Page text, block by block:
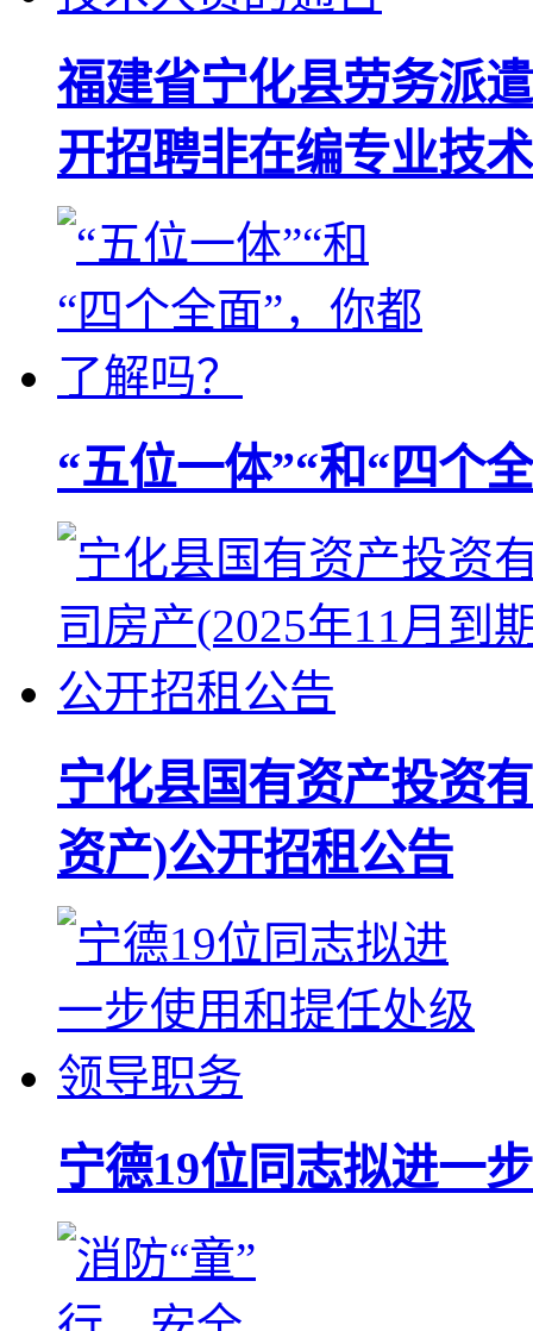
福建省宁化县劳务派
开招聘非在编专业技
“五位一体”“和“四个
宁化县国有资产投资
资产)公开招租公告
宁德19位同志拟进一